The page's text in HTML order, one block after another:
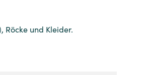
Röcke und Kleider.